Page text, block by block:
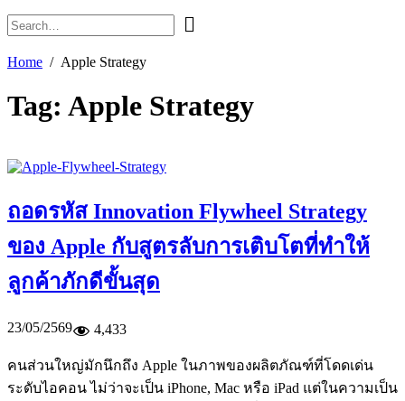
Home Apple Strategy
Tag: Apple Strategy
ถอดรหัส Innovation Flywheel Strategy
ของ Apple กับสูตรลับการเติบโตที่ทำให้
ลูกค้าภักดีขั้นสุด
23/05/2569 4,433
คนส่วนใหญ่มักนึกถึง Apple ในภาพของผลิตภัณฑ์ที่โดดเด่น
ระดับไอคอน ไม่ว่าจะเป็น iPhone, Mac หรือ iPad แต่ในความเป็น